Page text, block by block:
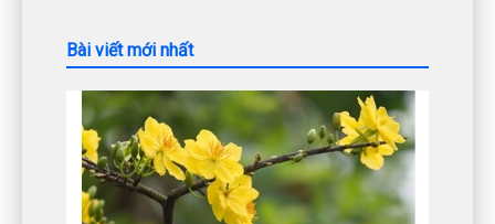
Bài viết mới nhất